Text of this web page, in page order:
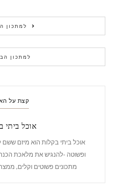
למתכון
למתכון
קצת על
אוכל ביתי
אוכל ביתי בקלות הוא מיזם
ופשוטה -להנגיש את מלאכת
מתכונים פשוטים וקלים,